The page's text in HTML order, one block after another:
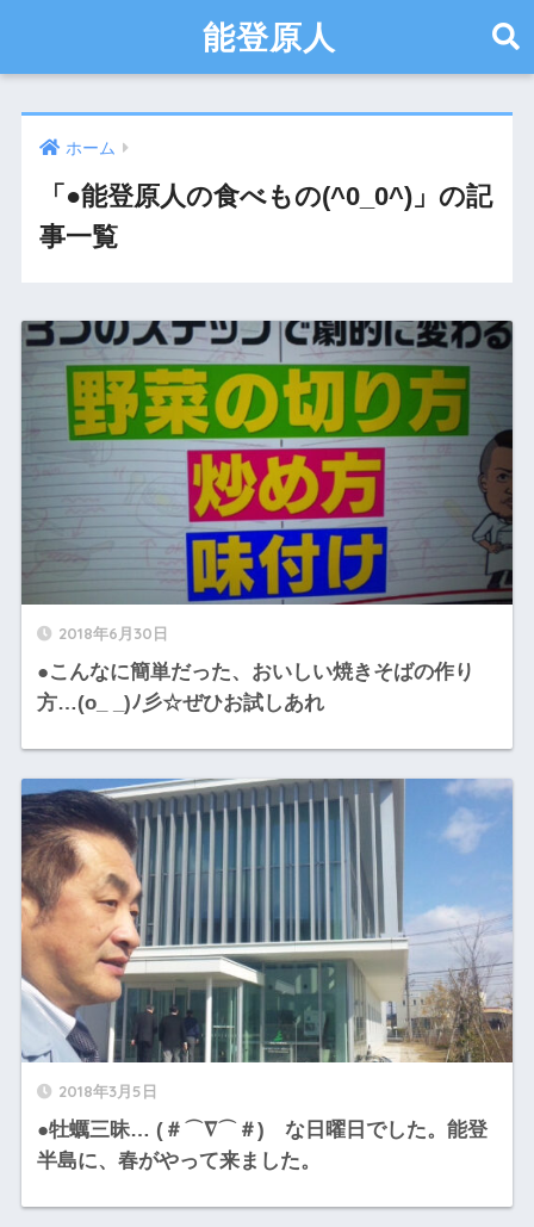
能登原人
ホーム
「●能登原人の食べもの(^0_0^)」の記
事一覧
2018年6月30日
●こんなに簡単だった、おいしい焼きそばの作り
方…(o_ _)ﾉ彡☆ぜひお試しあれ
2018年3月5日
●牡蠣三昧… (＃⌒∇⌒＃)ゞな日曜日でした。能登
半島に、春がやって来ました。